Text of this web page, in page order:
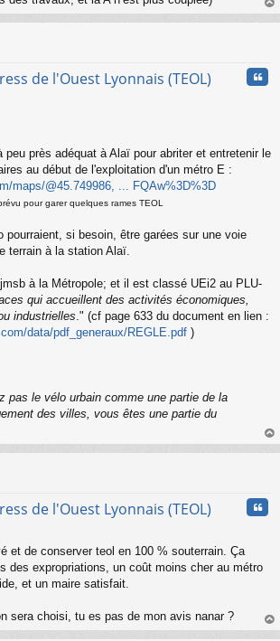
au
de l'Ouest Lyonnais (TEOL)
peu près adéquat à Alaï pour abriter et entretenir le
au début de l'exploitation d'un métro E :
maps/@45.749986, ... FQAw%3D%3D
pour garer quelques rames TEOL
pourraient, si besoin, être garées sur une voie
terrain à la station Alaï.
à la Métropole; et il est classé UEi2 au PLU-
qui accueillent des activités économiques,
industrielles." (cf page 633 du document en lien :
data/pdf_generaux/REGLE.pdf )
pas le vélo urbain comme une partie de la
des villes, vous êtes une partie du
au
de l'Ouest Lyonnais (TEOL)
et de conserver teol en 100 % souterrain. Ça
des expropriations, un coût moins cher au métro
et un maire satisfait.
sera choisi, tu es pas de mon avis nanar ?
au